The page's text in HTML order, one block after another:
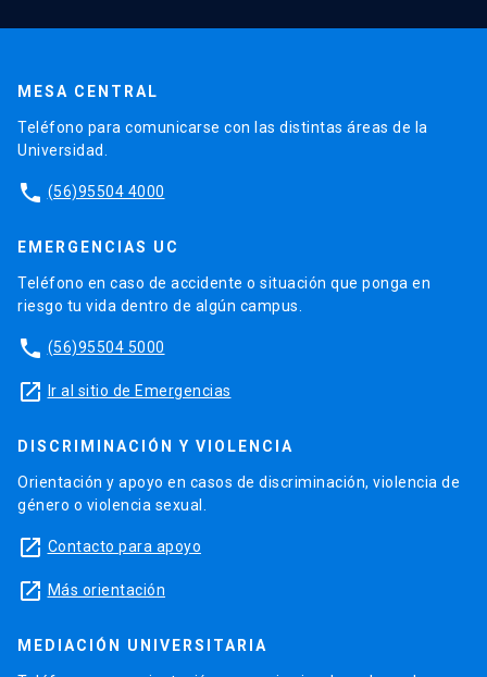
MESA CENTRAL
Teléfono para comunicarse con las distintas áreas de la
Universidad.
phone (56)95504 4000
EMERGENCIAS UC
Teléfono en caso de accidente o situación que ponga en
riesgo tu vida dentro de algún campus.
phone (56)95504 5000
launch Ir al sitio de Emergencias
DISCRIMINACIÓN Y VIOLENCIA
Orientación y apoyo en casos de discriminación, violencia de
género o violencia sexual.
launch Contacto para apoyo
launch Más orientación
MEDIACIÓN UNIVERSITARIA